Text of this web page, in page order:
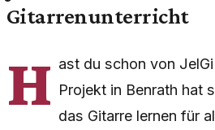
Gitarrenunterricht
H ast du schon von
Projekt in Benrath hat
das Gitarre lernen für